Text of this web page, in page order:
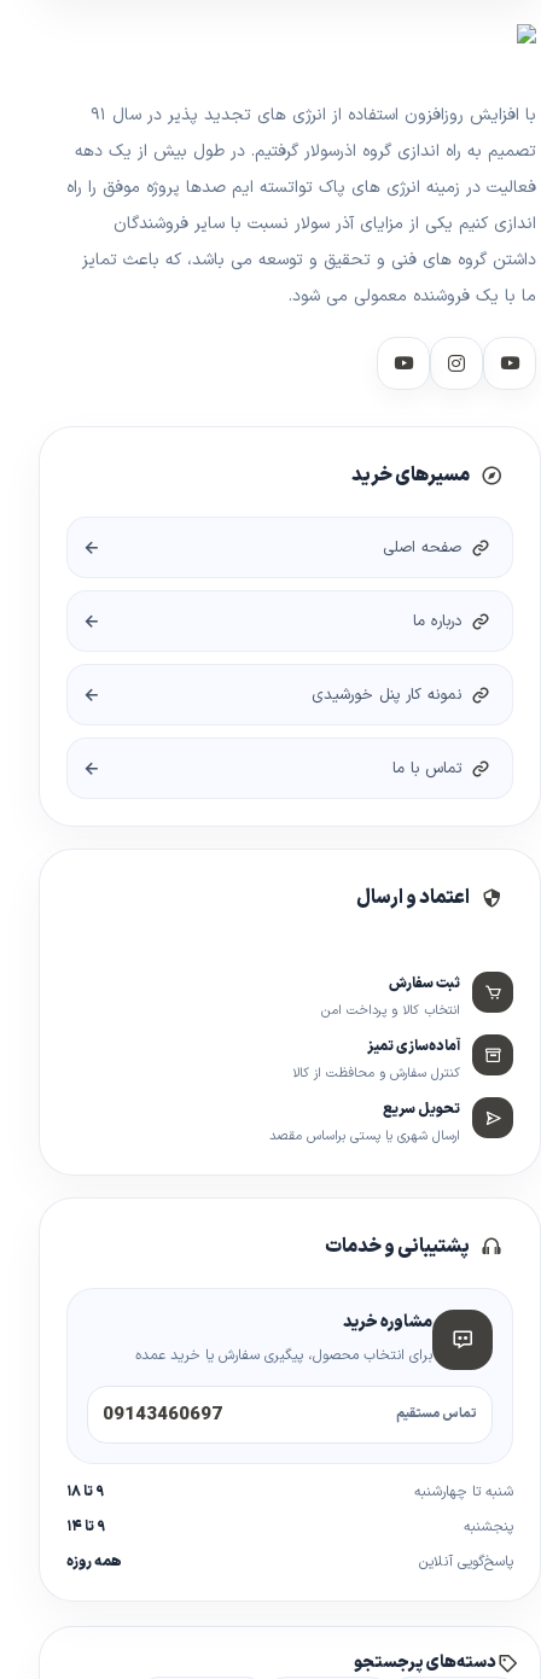
با افزایش روزافزون استفاده از انرژی های تجدید پذیر در سال ۹۱
تصمیم به راه اندازی گروه اذرسولار گرفتیم. در طول بیش از یک دهه
فعالیت در زمینه انرژی های پاک تواتسته ایم صدها پروژه موفق را راه
اندازی کنیم یکی از مزایای آذر سولار نسبت با سایر فروشندگان
داشتن گروه های فنی و تحقیق و توسعه می باشد، که باعث تمایز
ما با یک فروشنده معمولی می شود.
مسیرهای خرید
صفحه اصلی
درباره ما
نمونه کار پنل خورشیدی
تماس با ما
اعتماد و ارسال
ثبت سفارش
انتخاب کالا و پرداخت امن
آماده‌سازی تمیز
کنترل سفارش و محافظت از کالا
تحویل سریع
ارسال شهری یا پستی براساس مقصد
پشتیبانی و خدمات
مشاوره خرید
برای انتخاب محصول، پیگیری سفارش یا خرید عمده
تماس مستقیم 09143460697
شنبه تا چهارشنبه
۹ تا ۱۸
پنجشنبه
۹ تا ۱۴
پاسخ‌گویی آنلاین
همه روزه
دسته‌های پرجستجو